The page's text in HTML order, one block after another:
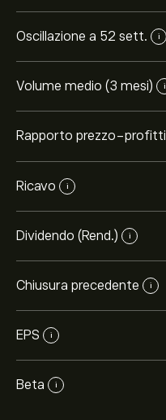
Oscillazione a 52 sett. i
Volume medio (3 mesi) i
Rapporto prezzo-profitti
Ricavo i
Dividendo (Rend.) i
Chiusura precedente i
EPS i
Beta i